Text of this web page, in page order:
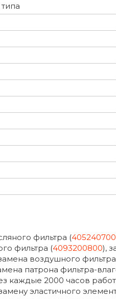
фильтра (
фильтра (4093200800),
воздушного
патрона фильтра-
2000 часов
эластичного